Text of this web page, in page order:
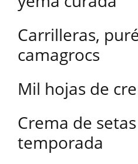
Carrilleras,
camagrocs
Mil hojas de
Crema de
temporada